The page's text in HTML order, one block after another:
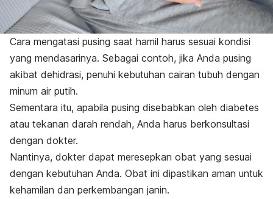
Cara mengatasi pusing saat hamil harus sesuai kondisi
yang mendasarinya. Sebagai contoh, jika Anda pusing
akibat dehidrasi, penuhi kebutuhan cairan tubuh dengan
minum air putih.
Sementara itu, apabila pusing disebabkan oleh diabetes
atau tekanan darah rendah, Anda harus berkonsultasi
dengan dokter.
Nantinya, dokter dapat meresepkan obat yang sesuai
dengan kebutuhan Anda. Obat ini dipastikan aman untuk
kehamilan dan perkembangan janin.